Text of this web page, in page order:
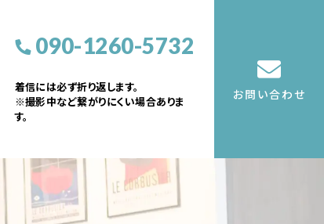
090-1260-5732
着信には必ず折り返します。
※撮影中など繋がりにくい場合ありま
す。
お問い合わせ